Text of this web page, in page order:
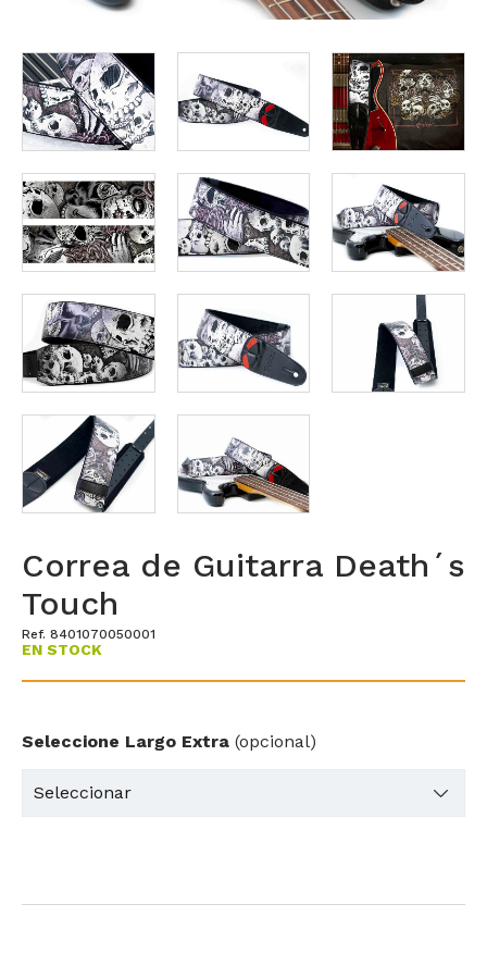
Correa de Guitarra Death´s
Touch
Ref. 8401070050001
EN STOCK
Seleccione Largo Extra (opcional)